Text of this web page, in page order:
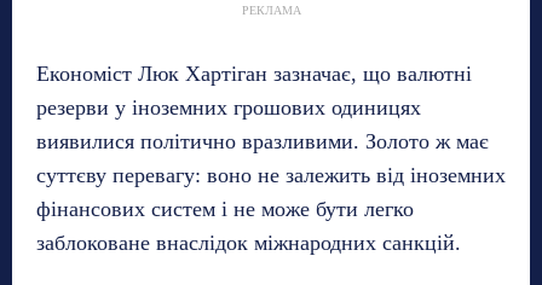
РЕКЛАМА
Економіст Люк Хартіган зазначає, що валютні
резерви у іноземних грошових одиницях
виявилися політично вразливими. Золото ж має
суттєву перевагу: воно не залежить від іноземних
фінансових систем і не може бути легко
заблоковане внаслідок міжнародних санкцій.